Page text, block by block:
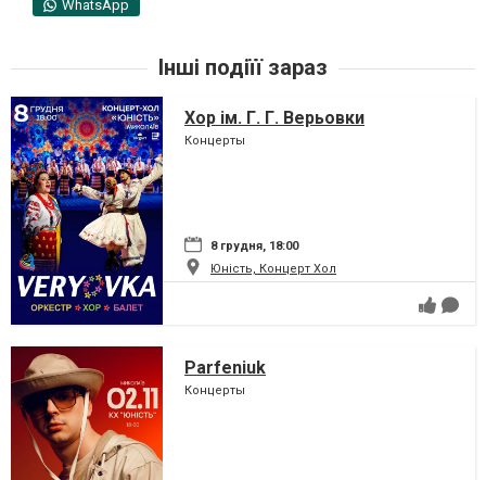
WhatsApp
Інші подіїї зараз
Хор ім. Г. Г. Верьовки
Концерты
8 грудня, 18:00
Юність, Концерт Хол
Parfeniuk
Концерты